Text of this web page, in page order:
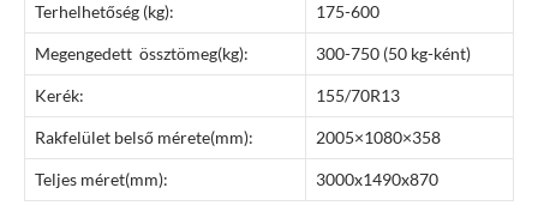
Terhelhetőség (kg): 175-600
Megengedett össztömeg(kg): 300-750 (50 kg-ként)
Kerék: 155/70R13
Rakfelület belső mérete(mm): 2005×1080×358
Teljes méret(mm): 3000x1490x870